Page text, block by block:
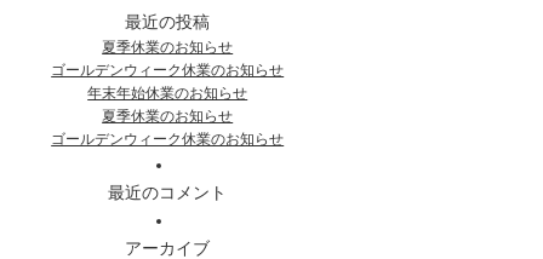
最近の投稿
夏季休業のお知らせ
ゴールデンウィーク休業のお知らせ
年末年始休業のお知らせ
夏季休業のお知らせ
ゴールデンウィーク休業のお知らせ
最近のコメント
アーカイブ